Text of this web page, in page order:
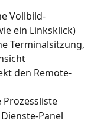
Vollbild-
ein Linksklick)
Terminalsitzung,
den Remote-
Panel